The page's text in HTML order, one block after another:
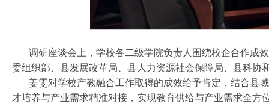
调研座谈会上，学校各二级学院负责人围绕校企合作成
委组织部、县发展改革局、县人力资源社会保障局、县科
姜雯对学校产教融合工作取得的成效给予肯定，结合县
才培养与产业需求精准对接，实现教育供给与产业需求全